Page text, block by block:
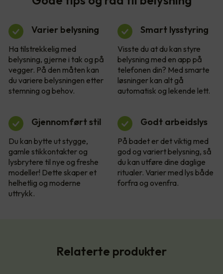
Varier belysning
Ha tilstrekkelig med
belysning, gjerne i tak og på
vegger. På den måten kan
du variere belysningen etter
stemning og behov.
Smart lysstyring
Visste du at du kan styre
belysning med en app på
telefonen din? Med smarte
løsninger kan alt gå
automatisk og lekende lett.
Gjennomført stil
Du kan bytte ut stygge,
gamle stikkontakter og
lysbrytere til nye og freshe
modeller! Dette skaper et
helhetlig og moderne
uttrykk.
Godt arbeidslys
På badet er det viktig med
god og variert belysning, så
du kan utføre dine daglige
ritualer. Varier med lys både
forfra og ovenfra.
Relaterte produkter